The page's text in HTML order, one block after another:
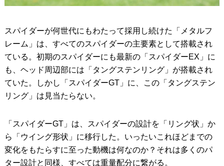
スパイダーが何世代にもわたって採用し続けた「メタルフ
レーム」は、すべてのスパイダーの主要素として搭載され
ている。初期のスパイダーにも最新の「スパイダーEX」に
も、ヘッド周辺部には「タングステンリング」が搭載され
ていた。しかし「スパイダーGT」に、この「タングステン
リング」は見当たらない。
「スパイダーGT」は、スパイダーの設計を「リング状」か
ら「ウイング形状」に移行した。いったいこれほどまでの
変化をもたらすに至った動機は何なのか？それは多くのパ
ター設計と同様、すべては重量配分に繋がる。